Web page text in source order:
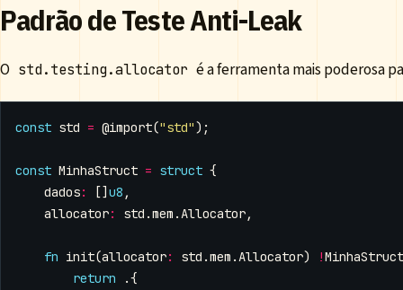
Padrão de Teste Anti-Leak
O std.testing.allocator é a ferramenta mais poderosa
const std = @import("std");
const MinhaStruct = struct {
dados: [] u8 ,
allocator: std .mem . Allocator,
fn init(allocator: std .mem . Allocator) !MinhaStruct
return
.{